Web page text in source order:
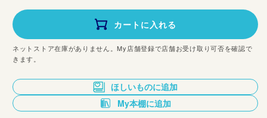
価
格
カートに入れる
ネットストア在庫がありません。My店舗登録で店舗お受け取り可否を確認で
きます。
ほしいものに追加
My本棚に追加